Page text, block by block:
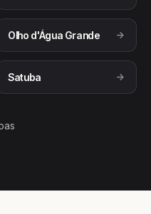
Olho d'Água Grande
Satuba